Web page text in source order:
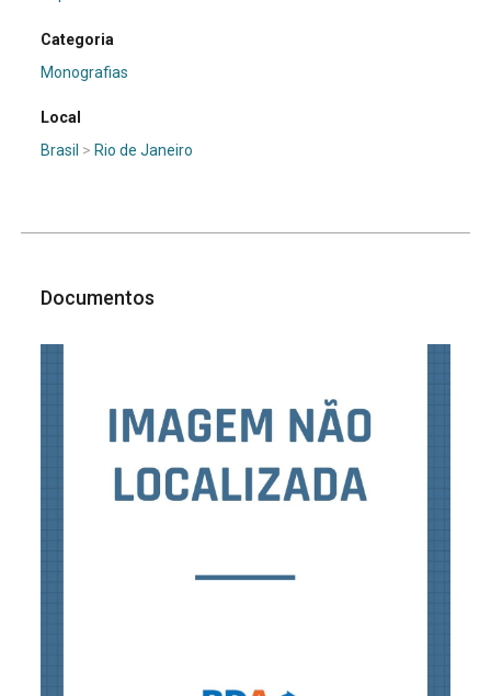
Categoria
Monografias
Local
Brasil > Rio de Janeiro
Documentos